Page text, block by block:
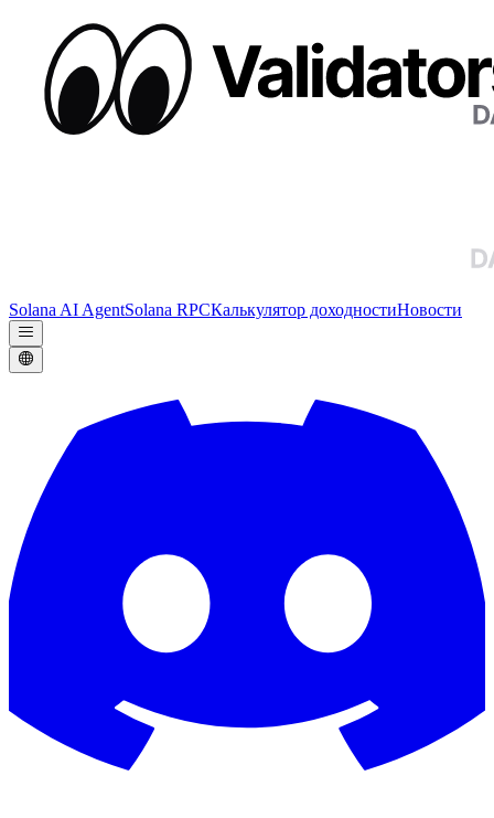
Solana AI AgentSolana RPCКалькулятор доходностиНовости